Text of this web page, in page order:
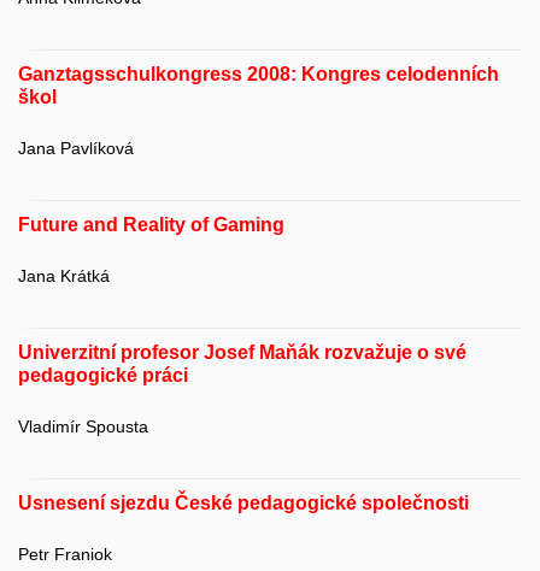
Ganztagsschulkongress 2008: Kongres celodenních
škol
Jana Pavlíková
Future and Reality of Gaming
Jana Krátká
Univerzitní profesor Josef Maňák rozvažuje o své
pedagogické práci
Vladimír Spousta
Usnesení sjezdu České pedagogické společnosti
Petr Franiok